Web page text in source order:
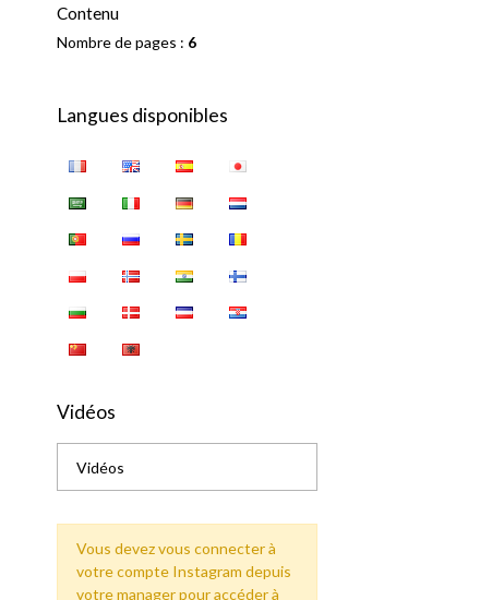
Contenu
Nombre de pages : 6
Langues disponibles
Vidéos
Vidéos
Vous devez vous connecter à
votre compte Instagram depuis
votre manager pour accéder à